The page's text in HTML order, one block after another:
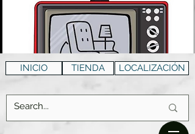
INICIO TIENDA LOCALIZACIÓN